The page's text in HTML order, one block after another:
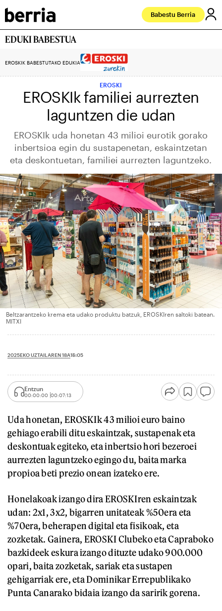
Babestu Berria
EDUKI BABESTUA
EROSKIK BABESTUTAKO EDUKIA
EROSKI
EROSKIk familiei aurrezten
laguntzen die udan
EROSKIk uda honetan 43 milioi eurotik gorako
inbertsioa egin du sustapenetan, eskaintzetan
eta deskontuetan, familiei aurrezten laguntzeko.
Beltzarantzeko krema eta udako produktu batzuk, EROSKIren saltoki batean.
MITXI
2025EKO UZTAILAREN 18A15:05
Entzun
00:00:00 00:07:13
Uda honetan, EROSKIk 43 milioi euro baino
gehiago erabili ditu eskaintzak, sustapenak eta
deskontuak egiteko, eta inbertsio hori bezeroei
aurrezten laguntzeko egingo du, baita marka
propioa beti prezio onean izateko ere.
Honelakoak izango dira EROSKIren eskaintzak
udan: 2x1, 3x2, bigarren unitateak %50era eta
%70era, beherapen digital eta fisikoak, eta
zozketak. Gainera, EROSKI Clubeko eta Capraboko
bazkideek eskura izango dituzte udako 900.000
opari, baita zozketak, sariak eta sustapen
gehigarriak ere, eta Dominikar Errepublikako
Punta Canarako bidaia izango da saririk gorena.